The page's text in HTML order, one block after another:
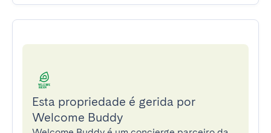
Esta propriedade é gerida por
Welcome Buddy